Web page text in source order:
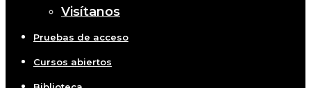
Visítanos
Pruebas de acceso
Cursos abiertos